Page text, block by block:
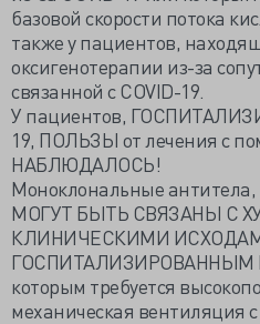
базовой скорости потока
также у пациентов,
оксигенотерапии из-за
связанной с COVID-19.
У пациентов,
19, ПОЛЬЗЫ от лечения с
НАБЛЮДАЛОСЬ!
Моноклональные антитела,
МОГУТ БЫТЬ СВЯЗАНЫ С
КЛИНИЧЕСКИМИ
ГОСПИТАЛИЗИРОВАННЫМ
которым требуется
механическая вентиляция с